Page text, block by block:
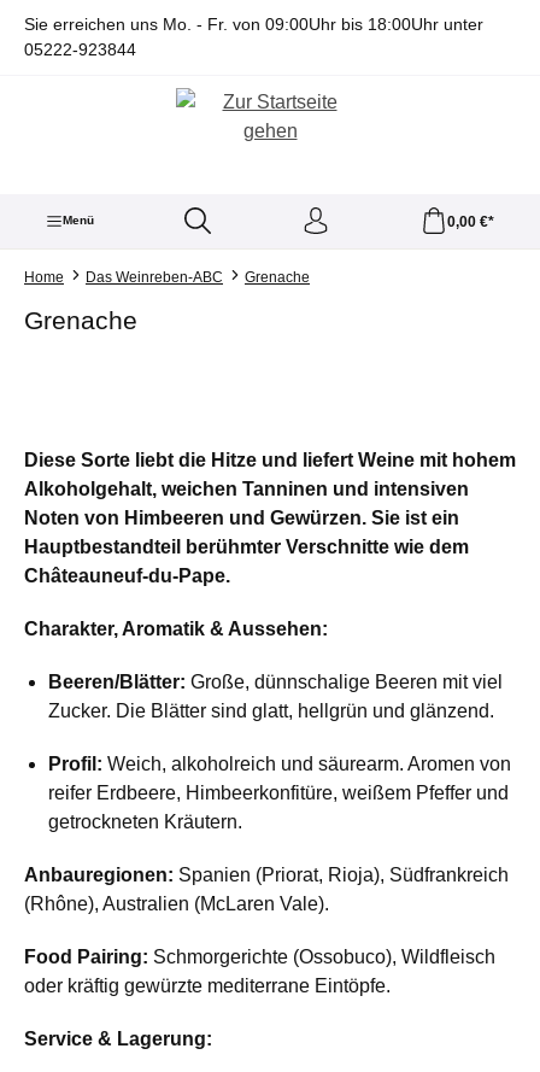
springen
Sie erreichen uns Mo. - Fr. von 09:00Uhr bis 18:00Uhr unter
05222-923844
Menü 0,00 €*
Home Das Weinreben-ABC Grenache
Grenache
Diese Sorte liebt die Hitze und liefert Weine mit hohem
Alkoholgehalt, weichen Tanninen und intensiven
Noten von Himbeeren und Gewürzen. Sie ist ein
Hauptbestandteil berühmter Verschnitte wie dem
Châteauneuf-du-Pape.
Charakter, Aromatik & Aussehen:
Beeren/Blätter: Große, dünnschalige Beeren mit viel
Zucker. Die Blätter sind glatt, hellgrün und glänzend.
Profil: Weich, alkoholreich und säurearm. Aromen von
reifer Erdbeere, Himbeerkonfitüre, weißem Pfeffer und
getrockneten Kräutern.
Anbauregionen: Spanien (Priorat, Rioja), Südfrankreich
(Rhône), Australien (McLaren Vale).
Food Pairing: Schmorgerichte (Ossobuco), Wildfleisch
oder kräftig gewürzte mediterrane Eintöpfe.
Service & Lagerung: